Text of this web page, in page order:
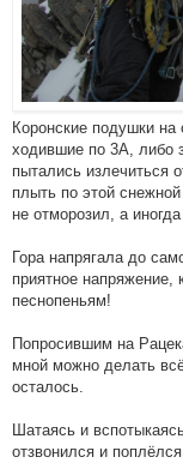
Коронские подушки
ходившие по 3А, либо
пытались излечиться
плыть по этой
не отморозил, а
Гора напрягала до
приятное напряжение,
песнопеньям!
Попросившим на
мной можно делать
осталось.
Шатаясь и
отзвонился и